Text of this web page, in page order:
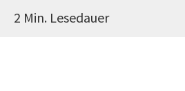
2 Min. Lesedauer